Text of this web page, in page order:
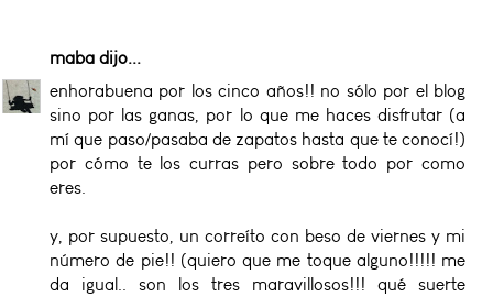
maba dijo...
enhorabuena por los cinco años!! no sólo por el blog
sino por las ganas, por lo que me haces disfrutar (a
mí que paso/pasaba de zapatos hasta que te conocí!)
por cómo te los curras pero sobre todo por como
eres.
y, por supuesto, un correíto con beso de viernes y mi
número de pie!! (quiero que me toque alguno!!!!! me
da igual.. son los tres maravillosos!!! qué suerte